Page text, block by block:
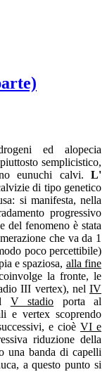
ed alopecia
semplicistico,
eunuchi calvi. L'
di tipo genetico
si manifesta, nella
progressivo
del fenomeno è stata
che va da 1
poco percettibile)
e spaziosa, alla fine
la fronte, le
III vertex), nel IV
V stadio porta al
e vertex scoprendo
e cioè VI e
riduzione della
una banda di capelli
a questo punto si